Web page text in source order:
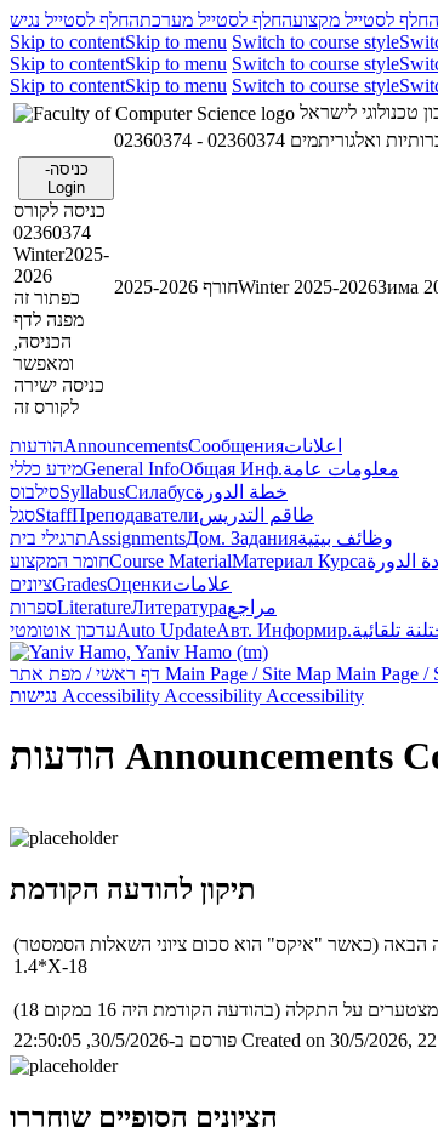
החלף לסטייל מקצועהחלף לסטייל מערכתהחלף לסטייל נגיש
Skip to contentSkip to menu Switch to course style
Skip to contentSkip to menu Switch to course style
Skip to contentSkip to menu Switch to course style
הסתברותיות ואלגוריתמים
כניסה-
Login
כניסה לקורס
02360374
Winter2025-
2026
כפתור זה
מפנה לדף
הכניסה,
ומאפשר
כניסה ישירה
לקורס זה
חורף 2025-2026Winter 2025-2026Зима
הודעותAnnouncementsСообщенияاعلانات
מידע כלליGeneral InfoОбщая Инф.معلومات عامة
סילבוסSyllabusСилабусخطة الدورة
סגלStaffПреподавателиطاقم التدريس
תרגילי ביתAssignmentsДом. Заданияوظائف بيتية
חומר המקצועCourse MaterialМатериал Курсаالدورة
ציוניםGradesОценкиعلامات
ספרותLiteratureЛитератураمراجع
עדכון אוטומטיAuto UpdateАвт. Информир.تلقائية
Main Page / Site Map Main Page /
Accessibility Accessibility Accessibility
הודעות Announcements
תיקון להודעה הקודמת
‎1.4*X-18
מצטערים על התקלה (בהודעה הקודמת היה 16 במקום 18)
פורסם ב-30/5/2026, 22:50:05 Created on 30/5/2026,
הציונים הסופיים שוחררו